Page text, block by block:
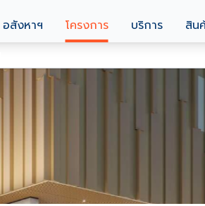
อสังหาฯ โครงการ บริการ สิน